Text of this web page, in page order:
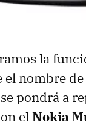
la
nombre
se pondrá a
elNokia